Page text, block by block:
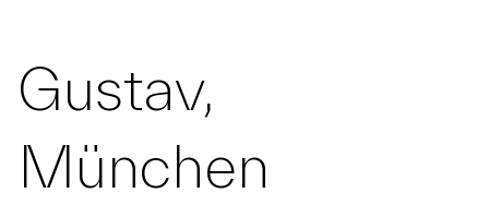
Gustav,
München